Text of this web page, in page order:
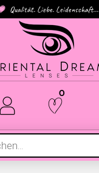
Qualität. Liebe. Leidenschaft...
0